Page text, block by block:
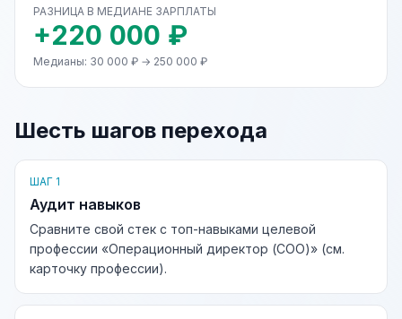
РАЗНИЦА В МЕДИАНЕ ЗАРПЛАТЫ
+220 000 ₽
Медианы: 30 000 ₽ → 250 000 ₽
Шесть шагов перехода
ШАГ 1
Аудит навыков
Сравните свой стек с топ-навыками целевой
профессии «Операционный директор (COO)» (см.
карточку профессии).